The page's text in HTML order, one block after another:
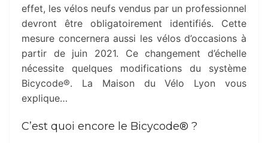
effet, les vélos neufs vendus par un professionnel
devront être obligatoirement identifiés. Cette
mesure concernera aussi les vélos d’occasions à
partir de juin 2021. Ce changement d’échelle
nécessite quelques modifications du système
Bicycode®. La Maison du Vélo Lyon vous
explique…
C’est quoi encore le Bicycode® ?